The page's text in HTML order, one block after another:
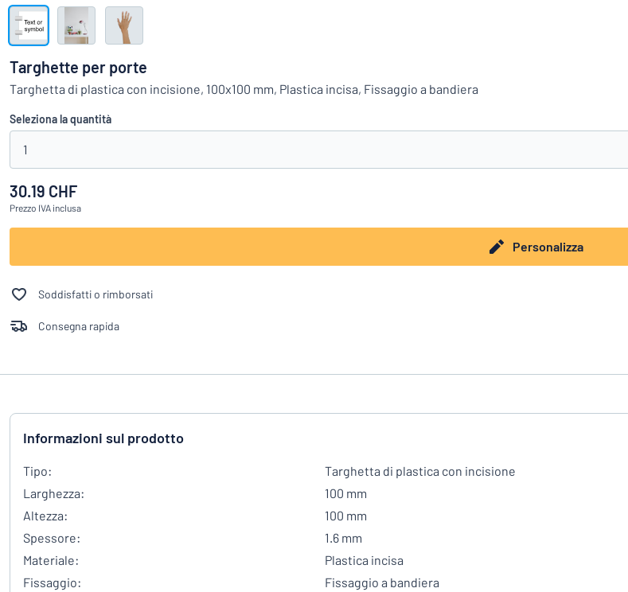
Non trovi quello che stai cercando? Avvia la progettazione della targhetta
Visualizza tutte le categorie
Richiedi
preventivo
Login
Servizio
clienti
Privato
Italiano
Targhette per porte
Targhetta di plastica con incisione, 100x100 mm, Plastica incisa, Fissaggio a bandiera
Seleziona la quantità
1
30.19 CHF
Prezzo IVA inclusa
Personalizza
Soddisfatti o rimborsati
Consegna rapida
Informazioni sul prodotto
Tipo:
Targhetta di plastica con incisione
Larghezza:
100 mm
Altezza:
100 mm
Spessore:
1.6 mm
Materiale:
Plastica incisa
Fissaggio:
Fissaggio a bandiera